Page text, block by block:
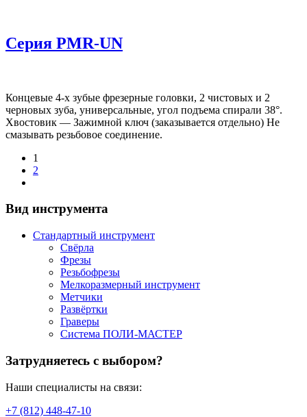
Серия PMR-UN
Концевые 4-х зубые фрезерные головки, 2 чистовых и 2
черновых зуба, универсальные, угол подъема спирали 38°.
Хвостовик — Зажимной ключ (заказывается отдельно) Не
смазывать резьбовое соединение.
1
2
Вид инструмента
Стандартный инструмент
Свёрла
Фрезы
Резьбофрезы
Мелкоразмерный инструмент
Метчики
Развёртки
Граверы
Система ПОЛИ-МАСТЕР
Затрудняетесь с выбором?
Наши специалисты на связи:
+7 (812) 448-47-10